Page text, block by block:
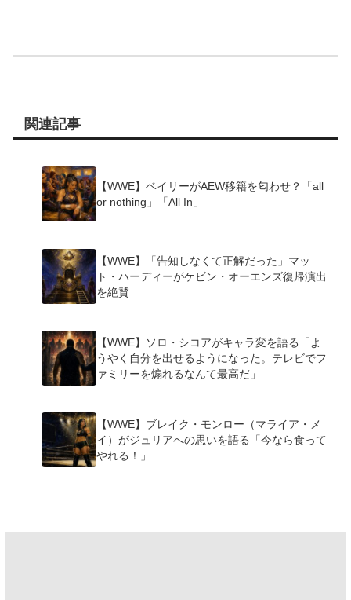
関連記事
【WWE】ベイリーがAEW移籍を匂わせ？「all
or nothing」「All In」
【WWE】「告知しなくて正解だった」マッ
ト・ハーディーがケビン・オーエンズ復帰演出
を絶賛
【WWE】ソロ・シコアがキャラ変を語る「よ
うやく自分を出せるようになった。テレビでフ
ァミリーを煽れるなんて最高だ」
【WWE】ブレイク・モンロー（マライア・メ
イ）がジュリアへの思いを語る「今なら食って
やれる！」